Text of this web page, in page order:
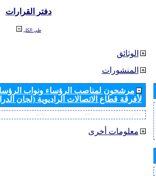
دفتر القرارات
طي الكل
الوثائق
المنشورات
مرشحون لمناصب الرؤساء ونواب
لأفرقة قطاع الاتصالات الراديوية (لجان
معلومات أخرى